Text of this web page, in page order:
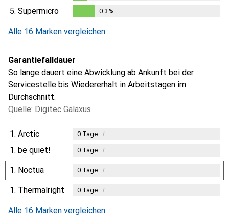
0.2%
5. Supermicro 0.3 %
Alle 16 Marken vergleichen
Garantiefalldauer
So lange dauert eine Abwicklung ab Ankunft bei der
Servicestelle bis Wiedererhalt in Arbeitstagen im
Durchschnitt.
Quelle: Digitec Galaxus
1. Arctic 0Tage i
1. be quiet! 0Tage i
1. Noctua 0Tage i
1. Thermalright 0Tage i
Alle 16 Marken vergleichen